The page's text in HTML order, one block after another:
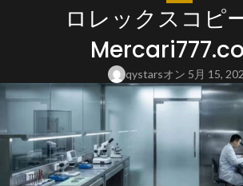
ロレックスコピ
qystarsオン 5月 15,